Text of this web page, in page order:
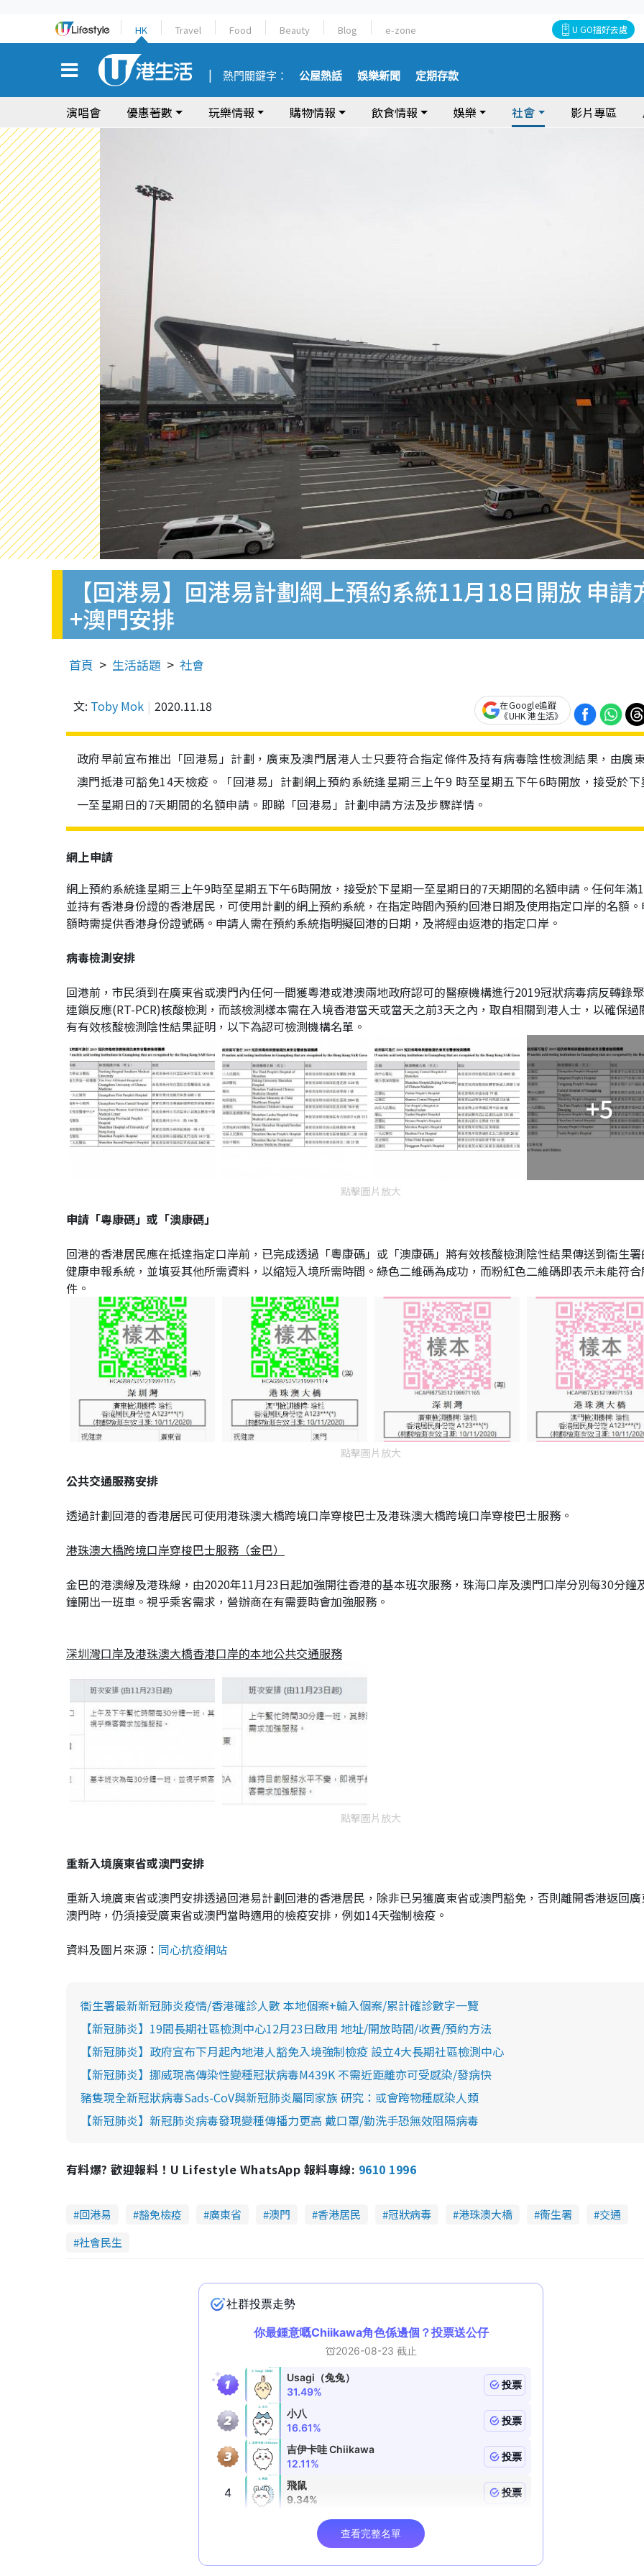
HK Travel Food Beauty Blog e-zone U GO搵好去處
熱門關鍵字： 公屋熱話 娛樂新聞 定期存款
演唱會 優惠著數 玩樂情報 購物情報 飲食情報 娛樂 社會 影片專區
【回港易】回港易計劃網上預約系統11月18日開放 申
+澳門安排
首頁 生活話題 社會
文: Toby Mok 2020.11.18
在Google追蹤
《UHK 港生活》
政府早前宣布推出「回港易」計劃，廣東及澳門居港人士只要符合指定條件及持有病毒陰性檢測結果，由廣
澳門抵港可豁免14天檢疫。「回港易」計劃網上預約系統逢星期三上午9 時至星期五下午6時開放，接受於下
一至星期日的7天期間的名額申請。即睇「回港易」計劃申請方法及步驟詳情。
網上申請
網上預約系統逢星期三上午9時至星期五下午6時開放，接受於下星期一至星期日的7天期間的名額申請。任何年滿
並持有香港身份證的香港居民，可使用計劃的網上預約系統，在指定時間內預約回港日期及使用指定口岸的名額
額時需提供香港身份證號碼。申請人需在預約系統指明擬回港的日期，及將經由返港的指定口岸。
病毒檢測安排
回港前，市民須到在廣東省或澳門內任何一間獲粵港或港澳兩地政府認可的醫療機構進行2019冠狀病毒病反轉錄
連鎖反應(RT-PCR)核酸檢測，而該檢測樣本需在入境香港當天或當天之前3天之內，取自相關到港人士，以確保過
有有效核酸檢測陰性結果証明，以下為認可檢測機構名單。
+5
點擊圖片放大
申請「粵康碼」或「澳康碼」
回港的香港居民應在抵達指定口岸前，已完成透過「粵康碼」或「澳康碼」將有效核酸檢測陰性結果傳送到衞生
健康申報系統，並填妥其他所需資料，以縮短入境所需時間。綠色二維碼為成功，而粉紅色二維碼即表示未能符
件。
點擊圖片放大
公共交通服務安排
透過計劃回港的香港居民可使用港珠澳大橋跨境口岸穿梭巴士及港珠澳大橋跨境口岸穿梭巴士服務。
港珠澳大橋跨境口岸穿梭巴士服務（金巴）
金巴的港澳線及港珠線，由2020年11月23日起加強開往香港的基本班次服務，珠海口岸及澳門口岸分別每30分鐘
鐘開出一班車。視乎乘客需求，營辦商在有需要時會加強服務。
深圳灣口岸及港珠澳大橋香港口岸的本地公共交通服務
點擊圖片放大
重新入境廣東省或澳門安排
重新入境廣東省或澳門安排透過回港易計劃回港的香港居民，除非已另獲廣東省或澳門豁免，否則離開香港返回
澳門時，仍須接受廣東省或澳門當時適用的檢疫安排，例如14天強制檢疫。
資料及圖片來源： 同心抗疫網站
衞生署最新新冠肺炎疫情/香港確診人數 本地個案+輸入個案/累計確診數字一覽
【新冠肺炎】19間長期社區檢測中心12月23日啟用 地址/開放時間/收費/預約方法
【新冠肺炎】政府宣布下月起內地港人豁免入境強制檢疫 設立4大長期社區檢測中心
【新冠肺炎】挪威現高傳染性變種冠狀病毒M439K 不需近距離亦可受感染/發病快
豬隻現全新冠狀病毒Sads-CoV與新冠肺炎屬同家族 研究：或會跨物種感染人類
【新冠肺炎】新冠肺炎病毒發現變種傳播力更高 戴口罩/勤洗手恐無效阻隔病毒
有料爆? 歡迎報料！U Lifestyle WhatsApp 報料專線: 9610 1996
回港易 豁免檢疫 廣東省 澳門 香港居民 冠狀病毒 港珠澳大橋 衞生署
交通
社會民生